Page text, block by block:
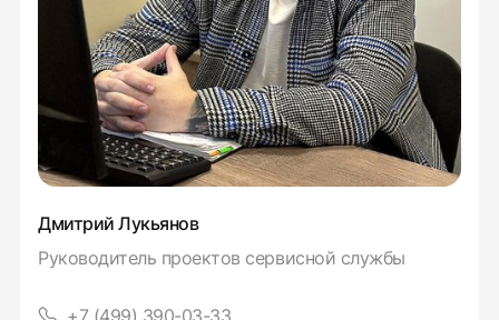
Дмитрий Лукьянов
Руководитель проектов сервисной службы
+7 (499) 390-03-33